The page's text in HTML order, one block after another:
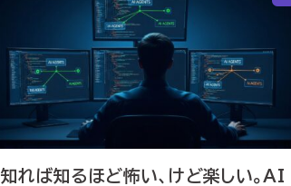
知れば知るほど怖い、けど楽しい。AI